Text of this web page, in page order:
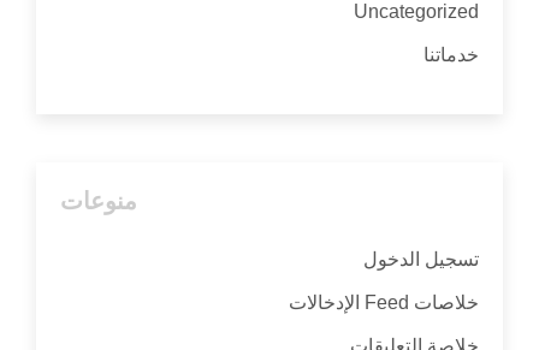
Uncategorized
خدماتنا
منوعات
تسجيل الدخول
خلاصات Feed الإدخالات
خلاصة التعليقات